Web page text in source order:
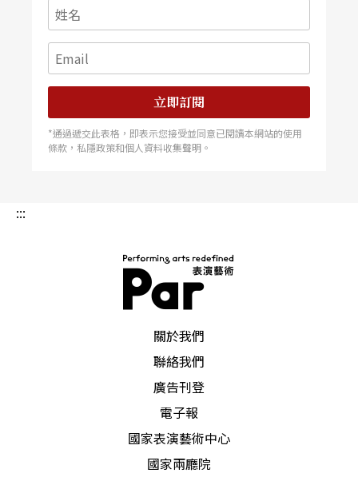
成熟、政府又缺乏配套，真是『政府拋磚引玉，磚
塊卻砸死人』。」他舉鄰近的韓國為例：「《亂打
NANTA演出初期，韓國政府免費贈票兩年，讓
節目累積不少該國際曝光度與口碑。」
遊客回籠難慘賠上千萬
戲劇、舞蹈、雜技與劇場技術的專業劇團。花博期
間與導演魏瑛娟合作，改編幾米繪本《失樂園》的
《秘密花開了》，挾著龐大的觀園人潮，締造場場
爆滿的佳績。《奇幻旅程》是這波補助中唯一主題
式的演出。「雖然回收問卷中有85%的觀眾肯定，
但要延續回籠的力道太弱。」團長劉樂群坦言：
「縱使心裡有準備，當初的評估還是過於天真。」
只做迎合陸客的作品，只是文建會恰巧有相關的補
立即訂閱
*通過遞交此表格，即表示您接受並同意已閱讀本網站的使用
條款，私隱政策和個人資料收集聲明。
:::
關於我們
聯絡我們
廣告刊登
電子報
國家表演藝術中心
國家兩廳院